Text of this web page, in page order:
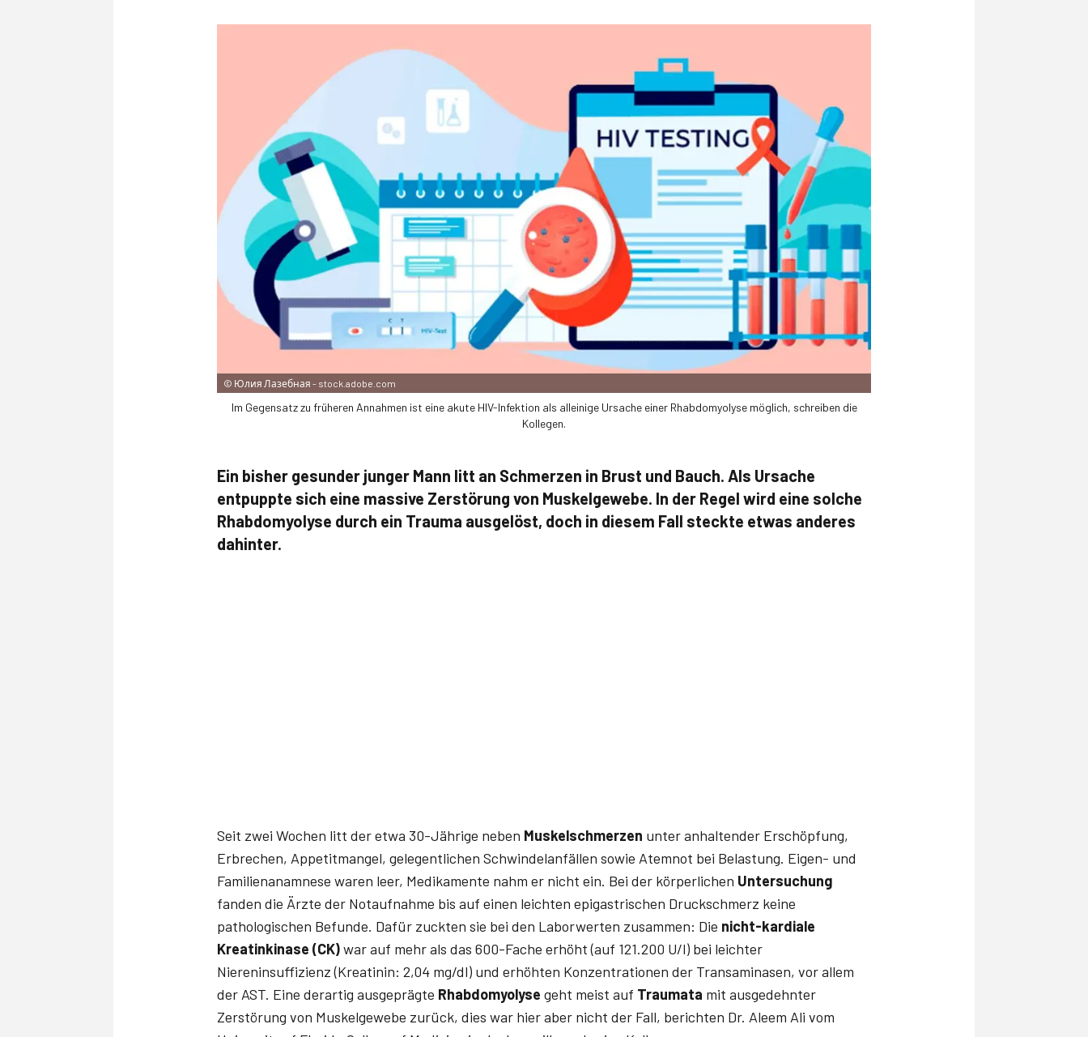
© Юлия Лазебная - stock.adobe.com
Im Gegensatz zu früheren Annahmen ist eine akute HIV-Infektion als alleinige Ursache einer Rhabdomyolyse möglich, schreiben die
Kollegen.
Ein bisher gesunder junger Mann litt an Schmerzen in Brust und Bauch. Als Ursache
entpuppte sich eine massive Zerstörung von Muskelgewebe. In der Regel wird eine solche
Rhabdomyo­lyse durch ein Trauma ausgelöst, doch in diesem Fall steckte etwas anderes
dahinter.
Seit zwei Wochen litt der etwa 30-Jährige neben Muskelschmerzen unter anhaltender Erschöpfung,
Erbrechen, Appetitmangel, gelegentlichen Schwindelanfällen sowie Atemnot bei Belastung. Eigen- und
Familienanamnese waren leer, Medikamente nahm er nicht ein. Bei der körperlichen Untersuchung
fanden die Ärzte der Notaufnahme bis auf einen leichten epigastrischen Druckschmerz keine
pathologischen Befunde. Dafür zuckten sie bei den Laborwerten zusammen: Die nicht-kardiale
Kreatinkinase (CK)war auf mehr als das 600-Fache erhöht (auf 121.200 U/l) bei leichter
Niereninsuffizienz (Kreatinin: 2,04 mg/dl) und erhöhten Konzentrationen der Transaminasen, vor allem
der AST. Eine derartig ausgeprägte Rhabdomyolyse geht meist auf Traumata mit ausgedehnter
Zerstörung von Muskelgewebe zurück, dies war hier aber nicht der Fall, berichten Dr. Aleem Ali vom